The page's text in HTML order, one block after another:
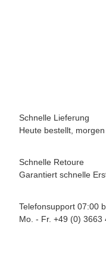
Schnelle Lieferung
Heute bestellt,
Schnelle Retoure
Garantiert schnelle
Telefonsupport 07:00
Mo. - Fr. +49 (0) 3663